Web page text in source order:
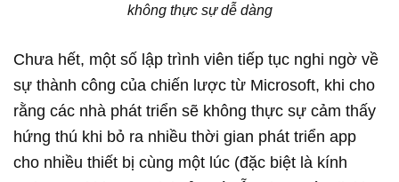
không thực sự dễ dàng
Chưa hết, một số lập trình viên tiếp tục nghi ngờ về
sự thành công của chiến lược từ Microsoft, khi cho
rằng các nhà phát triển sẽ không thực sự cảm thấy
hứng thú khi bỏ ra nhiều thời gian phát triển app
cho nhiều thiết bị cùng một lúc (đặc biệt là kính